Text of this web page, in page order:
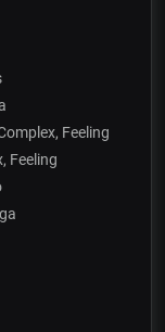
Feeling
Feeling